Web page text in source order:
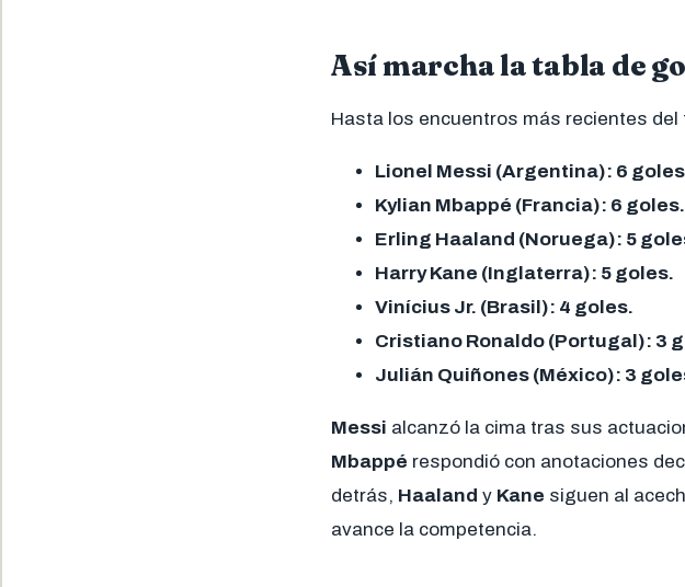
Así marcha la tabla de
Hasta los encuentros más recientes
Lionel Messi (Argentina): 6
Kylian Mbappé (Francia): 6 goles.
Erling Haaland (Noruega): 5
Harry Kane (Inglaterra): 5 goles.
Vinícius Jr. (Brasil): 4 goles.
Cristiano Ronaldo (Portugal): 3
Julián Quiñones (México): 3
Messi alcanzó la cima tras sus
Mbappé respondió con anotaciones
detrás, Haaland y Kane siguen al
avance la competencia.